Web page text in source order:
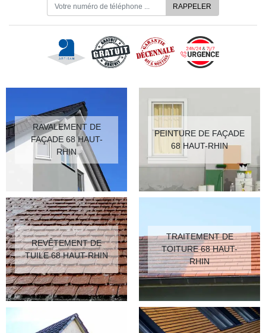
RAVALEMENT DE
FAÇADE 68 HAUT-
RHIN
PEINTURE DE FAÇADE
68 HAUT-RHIN
REVÊTEMENT DE
TUILE 68 HAUT-RHIN
TRAITEMENT DE
TOITURE 68 HAUT-
RHIN